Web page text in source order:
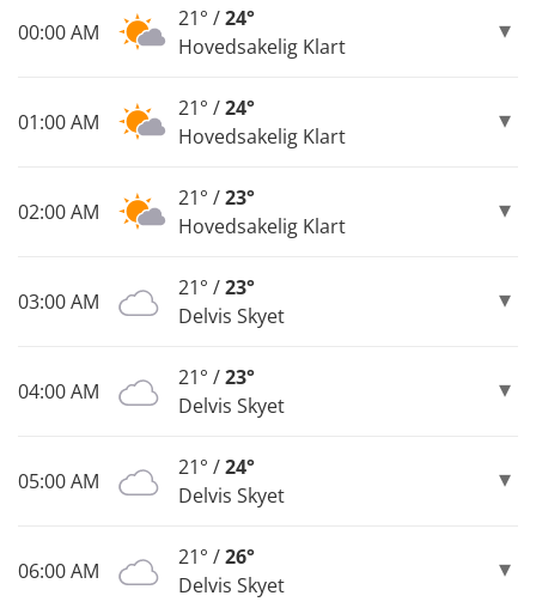
00:00 AM
21° /24°
Hovedsakelig Klart
01:00 AM
21° /24°
Hovedsakelig Klart
02:00 AM
21° /23°
Hovedsakelig Klart
03:00 AM
21° /23°
Delvis Skyet
04:00 AM
21° /23°
Delvis Skyet
05:00 AM
21° /24°
Delvis Skyet
06:00 AM
21° /26°
Delvis Skyet